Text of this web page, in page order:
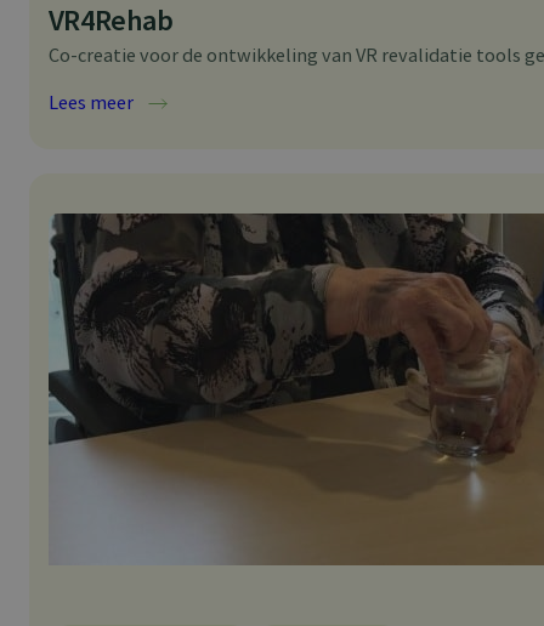
VR4Rehab
Co-creatie voor de ontwikkeling van VR revalidatie tools
Lees meer: